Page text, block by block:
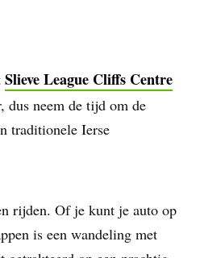
Slieve League Cliffs Centre
dus neem de tijd om de
traditionele Ierse
rijden. Of je kunt je auto op
is een wandeling met